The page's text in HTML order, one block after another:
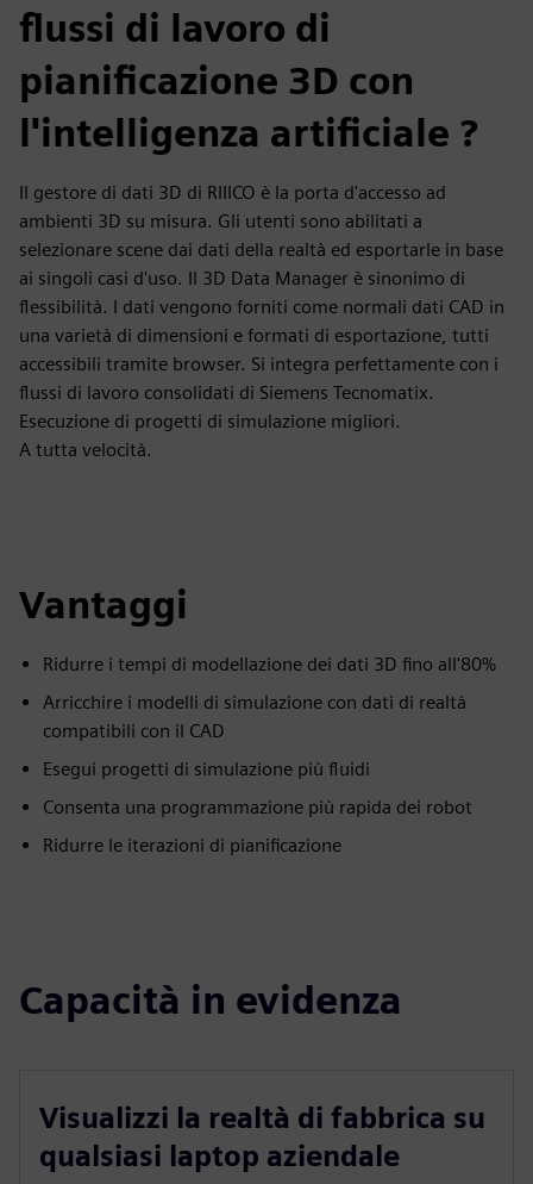
flussi di lavoro di
pianificazione 3D con
l'intelligenza artificiale ?
Il gestore di dati 3D di RIIICO è la porta d'accesso ad
ambienti 3D su misura. Gli utenti sono abilitati a
selezionare scene dai dati della realtà ed esportarle in base
ai singoli casi d'uso. Il 3D Data Manager è sinonimo di
flessibilità. I dati vengono forniti come normali dati CAD in
una varietà di dimensioni e formati di esportazione, tutti
accessibili tramite browser. Si integra perfettamente con i
flussi di lavoro consolidati di Siemens Tecnomatix.
Esecuzione di progetti di simulazione migliori.
A tutta velocità.
Vantaggi
Ridurre i tempi di modellazione dei dati 3D fino all'80%
Arricchire i modelli di simulazione con dati di realtà
compatibili con il CAD
Esegui progetti di simulazione più fluidi
Consenta una programmazione più rapida dei robot
Ridurre le iterazioni di pianificazione
Capacità in evidenza
Visualizzi la realtà di fabbrica su
qualsiasi laptop aziendale